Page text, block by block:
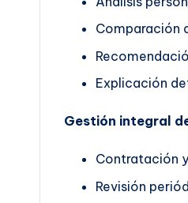
Comparación
Explicación
Gestión integral
Contratación
Revisión